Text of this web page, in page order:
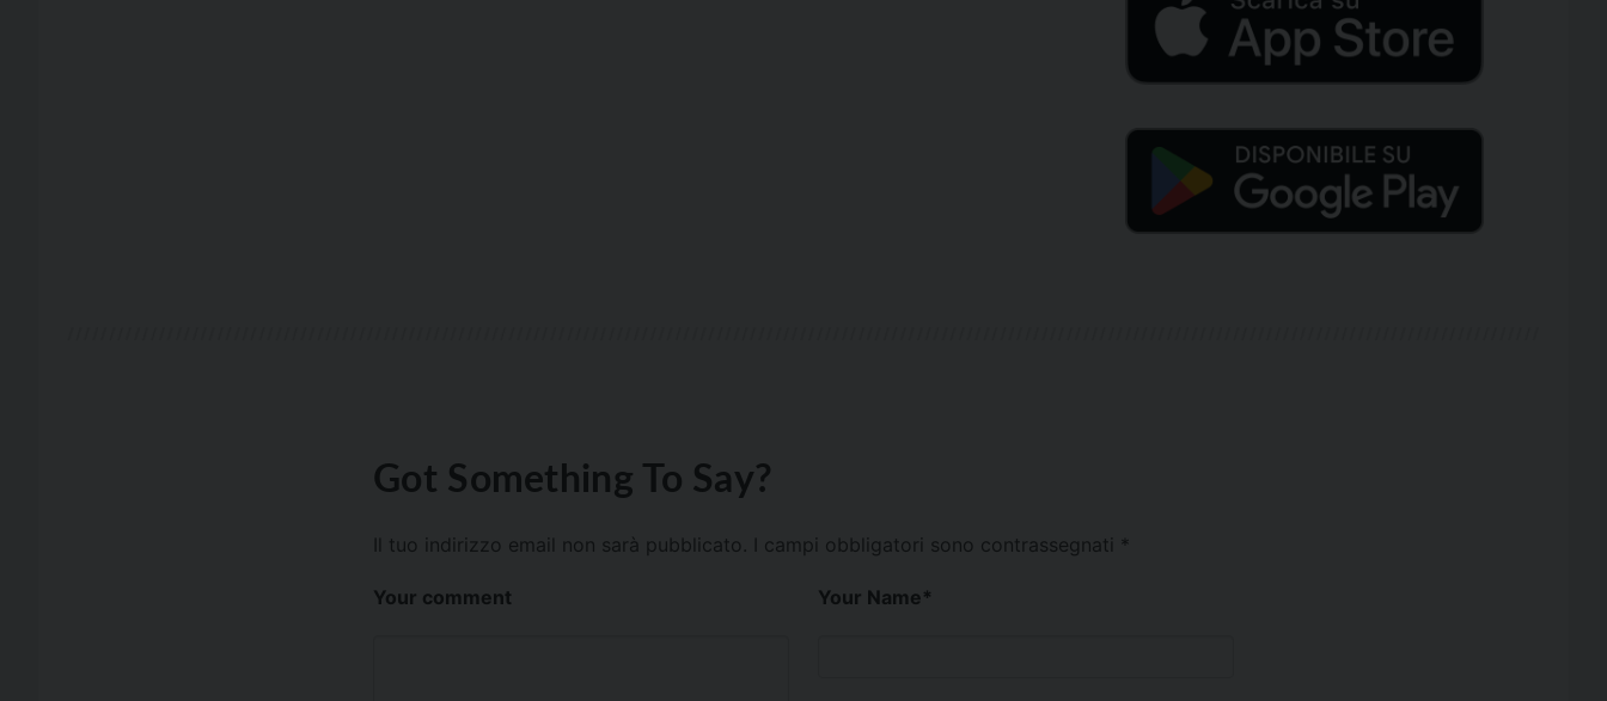
Got Something To Say?
Il tuo indirizzo email non sarà pubblicato. I campi obbligatori sono contrassegnati *
Your comment Your Name*